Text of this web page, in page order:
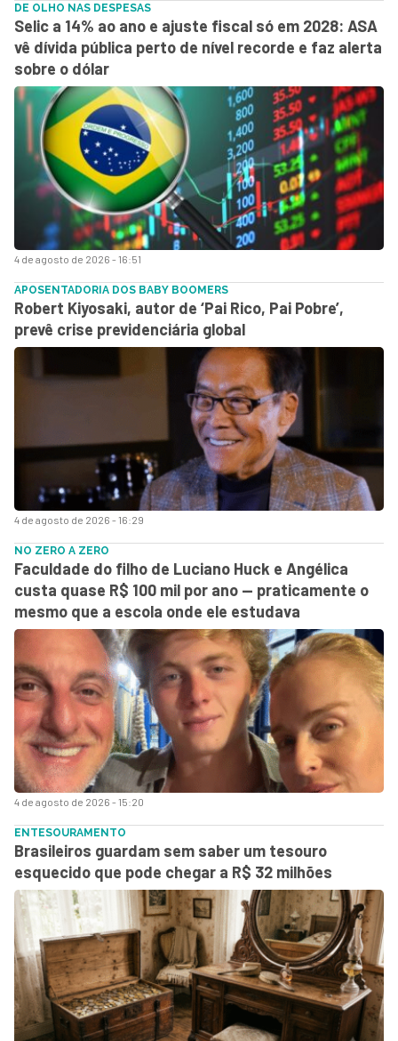
4 de agosto de 2026 - 16:51
DE OLHO NAS DESPESAS
Selic a 14% ao ano e ajuste fiscal só em 2028: ASA
vê dívida pública perto de nível recorde e faz alerta
sobre o dólar
4 de agosto de 2026 - 16:29
APOSENTADORIA DOS BABY BOOMERS
Robert Kiyosaki, autor de ‘Pai Rico, Pai Pobre’,
prevê crise previdenciária global
4 de agosto de 2026 - 15:20
NO ZERO A ZERO
Faculdade do filho de Luciano Huck e Angélica
custa quase R$ 100 mil por ano — praticamente o
mesmo que a escola onde ele estudava
ENTESOURAMENTO
Brasileiros guardam sem saber um tesouro
esquecido que pode chegar a R$ 32 milhões